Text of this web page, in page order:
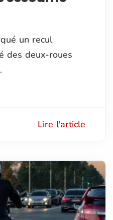
un recul
des deux-roues
Lire l'article